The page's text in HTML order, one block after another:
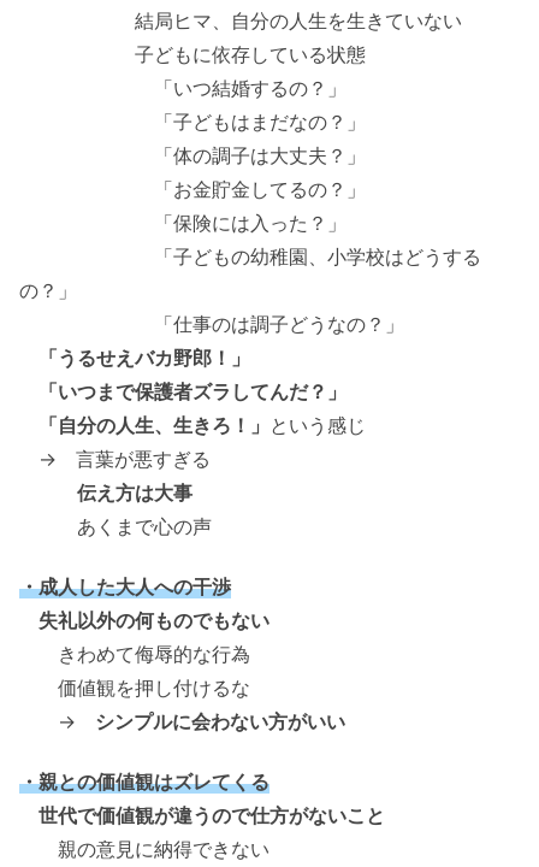
結局ヒマ、自分の人生を生きていない
子どもに依存している状態
「いつ結婚するの？」
「子どもはまだなの？」
「体の調子は大丈夫？」
「お金貯金してるの？」
「保険には入った？」
「子どもの幼稚園、小学校はどうする
の？」
「仕事のは調子どうなの？」
「うるせえバカ野郎！」
「いつまで保護者ズラしてんだ？」
「自分の人生、生きろ！」 という感じ
→ 言葉が悪すぎる
伝え方は大事
あくまで心の声
・成人した大人への干渉
失礼以外の何ものでもない
きわめて侮辱的な行為
価値観を押し付けるな
→ シンプルに会わない方がいい
・親との価値観はズレてくる
世代で価値観が違うので仕方がないこと
親の意見に納得できない